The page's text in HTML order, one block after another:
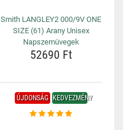
Smith LANGLEY2 000/9V ONE
SIZE (61) Arany Unisex
Napszemüvegek
52690 Ft
ÚJDONSÁG KEDVEZMÉNY